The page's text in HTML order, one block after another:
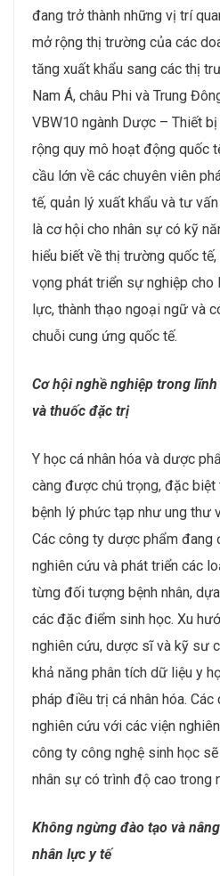
đang trở thành những vị trí
mở rộng thị trường của các
tăng xuất khẩu sang các thị
Nam Á, châu Phi và Trung
VBW10 ngành Dược – Thiết
rộng quy mô hoạt động quốc
cầu lớn về các chuyên viên
tế, quản lý xuất khẩu và tư
là cơ hội cho nhân sự có kỹ
hiểu biết về thị trường quốc
vọng phát triển sự nghiệp cho
lực, thành thạo ngoại ngữ và
chuỗi cung ứng quốc tế.
Cơ hội nghề nghiệp trong
và thuốc đặc trị
Y học cá nhân hóa và dược
càng được chú trọng, đặc
bệnh lý phức tạp như ung thư
Các công ty dược phẩm đang
nghiên cứu và phát triển các
từng đối tượng bệnh nhân,
các đặc điểm sinh học. Xu
nghiên cứu, dược sĩ và kỹ sư
khả năng phân tích dữ liệu y
pháp điều trị cá nhân hóa.
nghiên cứu với các viện
công ty công nghệ sinh học
nhân sự có trình độ cao trong
Không ngừng đào tạo và
nhân lực y tế